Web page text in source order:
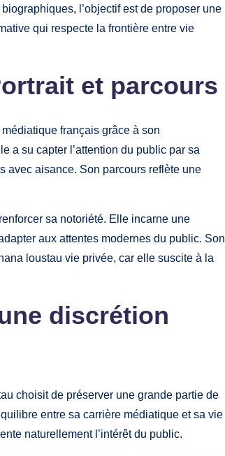
l’objectif est de proposer une
qui respecte la frontière entre vie
et parcours
français grâce à son
a su capter l’attention du public par sa
avec aisance. Son parcours reflète une
sa notoriété. Elle incarne une
aux attentes modernes du public. Son
loustau vie privée, car elle suscite à la
discrétion
choisit de préserver une grande partie de
entre sa carrière médiatique et sa vie
naturellement l’intérêt du public.